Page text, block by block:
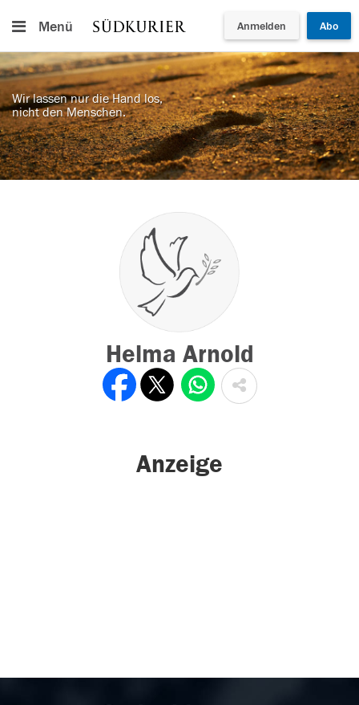
Menü Anmelden Abo
Wir lassen nur die Hand los,
nicht den Menschen.
Helma Arnold
Anzeige